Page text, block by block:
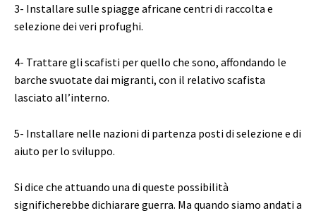
3- Installare sulle spiagge africane centri di raccolta e
selezione dei veri profughi.
4- Trattare gli scafisti per quello che sono, affondando le
barche svuotate dai migranti, con il relativo scafista
lasciato all’interno.
5- Installare nelle nazioni di partenza posti di selezione e di
aiuto per lo sviluppo.
Si dice che attuando una di queste possibilità
significherebbe dichiarare guerra. Ma quando siamo andati a